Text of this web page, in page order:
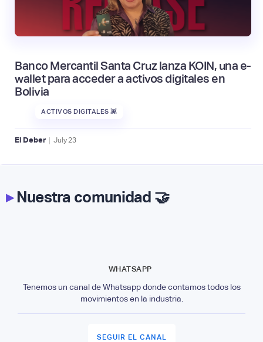
Banco Mercantil Santa Cruz lanza KOIN, una e-
wallet para acceder a activos digitales en
Bolivia
ACTIVOS DIGITALES 👾
El Deber | July 23
▸Nuestra comunidad 🤝
WHATSAPP
Tenemos un canal de Whatsapp donde contamos todos los
movimientos en la industria.
SEGUIR EL CANAL